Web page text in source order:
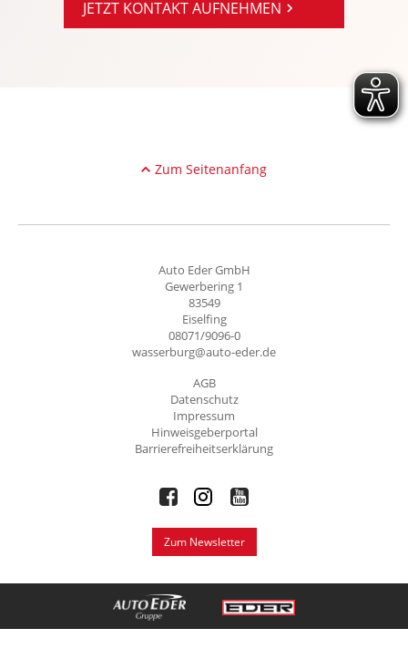
JETZT KONTAKT AUFNEHMEN
Zum Seitenanfang
Auto Eder GmbH
Gewerbering 1
83549
Eiselfing
08071/9096-0
wasserburg@auto-eder.de
AGB
Datenschutz
Impressum
Hinweisgeberportal
Barrierefreiheitserklärung
Zum Newsletter